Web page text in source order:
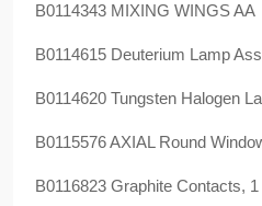
B0114343 MIXING WINGS AA
B0114615 Deuterium Lamp
B0114620 Tungsten Halogen
B0115576 AXIAL Round
B0116823 Graphite Contacts,